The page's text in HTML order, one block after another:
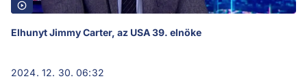
Elhunyt Jimmy Carter, az USA 39. elnöke
2024. 12. 30. 06:32